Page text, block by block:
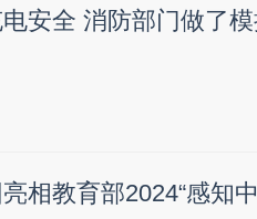
安全 消防部门做了
相教育部2024“感知